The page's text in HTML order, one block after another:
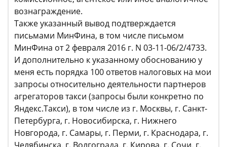
вознаграждение.
Также указанный вывод подтверждается
письмами МинФина, в том числе письмом
МинФина от 2 февраля 2016 г. N 03-11-06/2/4733.
И дополнительно к указанному обоснованию у
меня есть порядка 100 ответов налоговых на мои
запросы относительно деятельности партнеров
агрегаторов такси (запросы были конкретно по
Яндекс.Такси), в том числе из г. Москвы, г. Санкт-
Петербурга, г. Новосибирска, г. Нижнего
Новгорода, г. Самары, г. Перми, г. Краснодара, г.